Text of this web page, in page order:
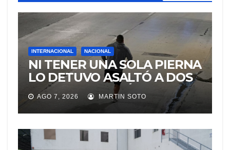
INTERNACIONAL NACIONAL
NI TENER UNA SOLA PIERNA
LO DETUVO ASALTÓ A DOS
MUJERES Y HUYÓ
BRINCANDO.
AGO 7, 2026 MARTIN SOTO